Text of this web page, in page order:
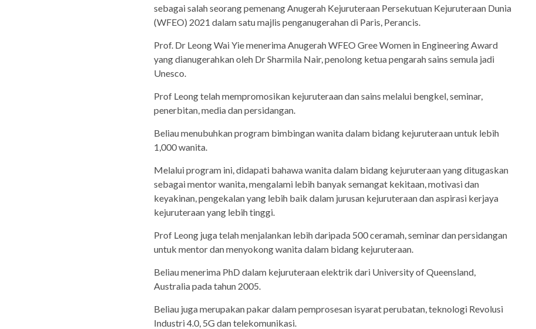
sebagai salah seorang pemenang Anugerah Kejuruteraan Persekutuan Kejuruteraan Dunia
(WFEO) 2021 dalam satu majlis penganugerahan di Paris, Perancis.
Prof. Dr Leong Wai Yie menerima Anugerah WFEO Gree Women in Engineering Award
yang dianugerahkan oleh Dr Sharmila Nair, penolong ketua pengarah sains semula jadi
Unesco.
Prof Leong telah mempromosikan kejuruteraan dan sains melalui bengkel, seminar,
penerbitan, media dan persidangan.
Beliau menubuhkan program bimbingan wanita dalam bidang kejuruteraan untuk lebih
1,000 wanita.
Melalui program ini, didapati bahawa wanita dalam bidang kejuruteraan yang ditugaskan
sebagai mentor wanita, mengalami lebih banyak semangat kekitaan, motivasi dan
keyakinan, pengekalan yang lebih baik dalam jurusan kejuruteraan dan aspirasi kerjaya
kejuruteraan yang lebih tinggi.
Prof Leong juga telah menjalankan lebih daripada 500 ceramah, seminar dan persidangan
untuk mentor dan menyokong wanita dalam bidang kejuruteraan.
Beliau menerima PhD dalam kejuruteraan elektrik dari University of Queensland,
Australia pada tahun 2005.
Beliau juga merupakan pakar dalam pemprosesan isyarat perubatan, teknologi Revolusi
Industri 4.0, 5G dan telekomunikasi.